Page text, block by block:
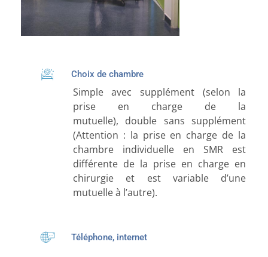
Choix de chambre
Simple avec supplément (selon la
prise en charge de la
mutuelle), double sans supplément
(Attention : la prise en charge de la
chambre individuelle en SMR est
différente de la prise en charge en
chirurgie et est variable d’une
mutuelle à l’autre).
Téléphone, internet